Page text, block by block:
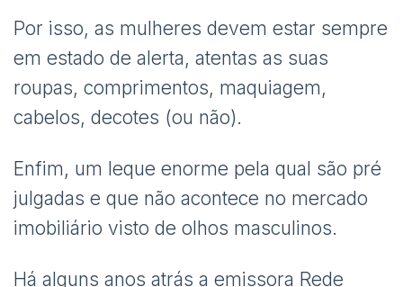
Por isso, as mulheres devem estar sempre
em estado de alerta, atentas as suas
roupas, comprimentos, maquiagem,
cabelos, decotes (ou não).
Enfim, um leque enorme pela qual são pré
julgadas e que não acontece no mercado
imobiliário visto de olhos masculinos.
Há alguns anos atrás a emissora Rede